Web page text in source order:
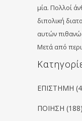
μία. Πολλοί
διπολική
αυτών
Μετά από
ΕΠΙΣΤΗΜΗ
ΠΟΙΗΣΗ (188)